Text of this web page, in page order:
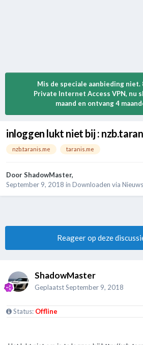
Mis de speciale aanbieding niet.
Private Internet Access VPN, nu
maand en ontvang 4
inloggen lukt niet bij :
nzb.taranis.me taranis.me
DoorShadowMaster,
September 9, 2018 in Downloaden via
Reageer op deze
ShadowMaster
GeplaatstSeptember 9, 2018
Status: Offline